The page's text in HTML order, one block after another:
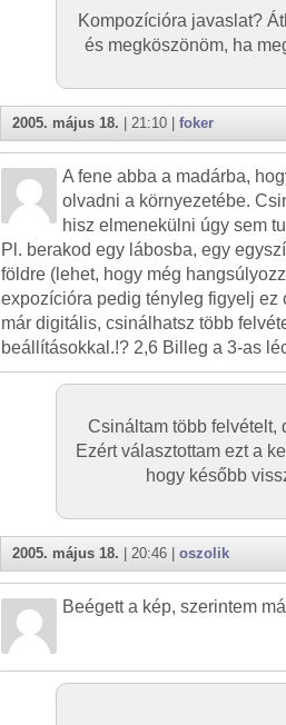
Kompozícióra javaslat?
és megköszönöm, ha
2005. május 18. | 21:10 | foker
A fene abba a madárba,
olvadni a környezetébe.
hisz elmenekülni úgy sem
Pl. berakod egy lábosba, egy
földre (lehet, hogy még
expozícióra pedig tényleg figyelj ez
már digitális, csinálhatsz több
beállításokkal.!? 2,6 Billeg a 3-as
Csináltam több felvételt,
Ezért választottam ezt a
hogy később
2005. május 18. | 20:46 | oszolik
Beégett a kép, szerintem